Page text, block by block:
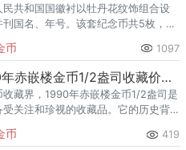
民共和国国徽衬以牡丹花纹饰组合设
刊国名、年号。该套纪念币共5枚，其
。
币 1097
1990年赤嵌楼金币1/2盎司收藏价值与现值价格
收藏界，1990年赤嵌楼金币1/2盎司是
受关注和珍视的收藏品。它的历史背
爱好者争相追捧的对象。1990年赤嵌
币 419